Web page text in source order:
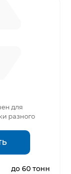
для
разного
до 60 тонн